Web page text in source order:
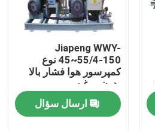
Jiapeng WWY-
45~55/4-150 نوع
کمپرسور هوا فشار بالا
بدون روغن
ارسال سؤال